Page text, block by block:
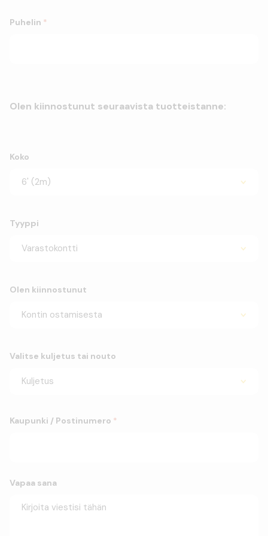
Puhelin *
Olen kiinnostunut seuraavista tuotteistanne:
Koko
Tyyppi
Olen kiinnostunut
Valitse kuljetus tai nouto
Kaupunki / Postinumero *
Vapaa sana